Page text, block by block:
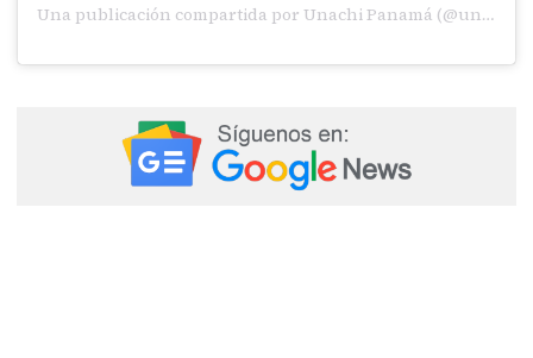
Una publicación compartida por Unachi Panamá (@unachipanama)